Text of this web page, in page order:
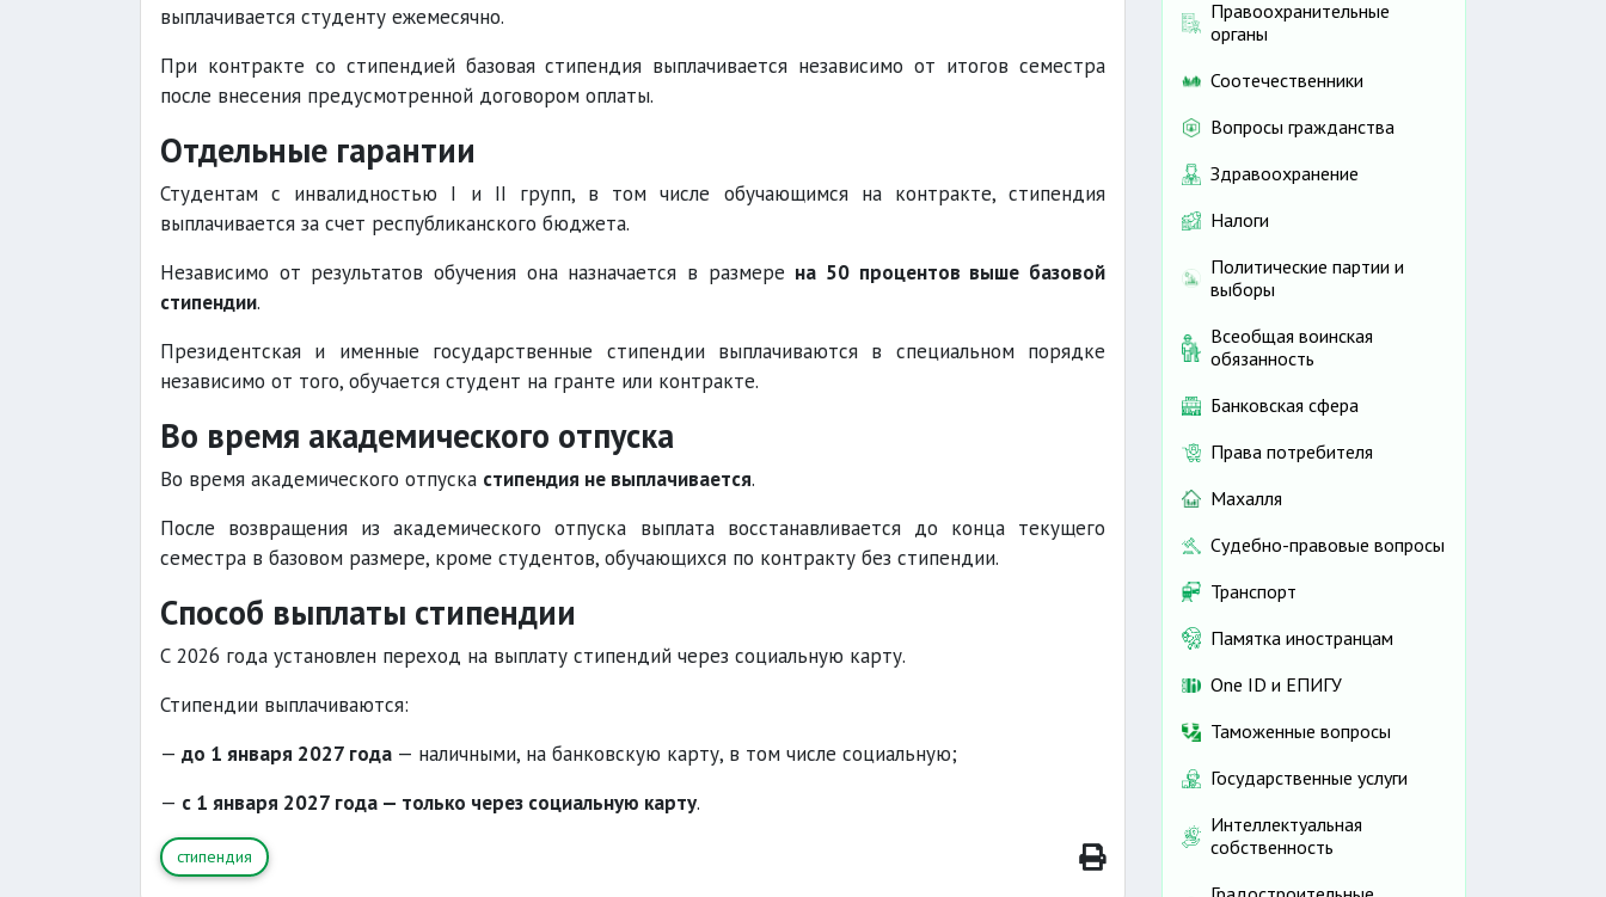
выплачивается студенту ежемесячно.
При контракте со стипендией базовая стипендия выплачивается независимо от итогов семестра
после внесения предусмотренной договором оплаты.
Отдельные гарантии
Студентам с инвалидностью I и II групп, в том числе обучающимся на контракте, стипендия
выплачивается за счет республиканского бюджета.
Независимо от результатов обучения она назначается в размере на 50 процентов выше базовой
стипендии.
Президентская и именные государственные стипендии выплачиваются в специальном порядке
независимо от того, обучается студент на гранте или контракте.
Во время академического отпуска
Во время академического отпуска стипендия не выплачивается.
После возвращения из академического отпуска выплата восстанавливается до конца текущего
семестра в базовом размере, кроме студентов, обучающихся по контракту без стипендии.
Способ выплаты стипендии
С 2026 года установлен переход на выплату стипендий через социальную карту.
Стипендии выплачиваются:
— до 1 января 2027 года — наличными, на банковскую карту, в том числе социальную;
— с 1 января 2027 года — только через социальную карту.
стипендия
Правоохранительные
органы
Соотечественники
Вопросы гражданства
Здравоохранение
Налоги
Политические партии и
выборы
Всеобщая воинская
обязанность
Банковская сфера
Права потребителя
Махалля
Судебно-правовые вопросы
Транспорт
Памятка иностранцам
One ID и ЕПИГУ
Таможенные вопросы
Государственные услуги
Интеллектуальная
собственность